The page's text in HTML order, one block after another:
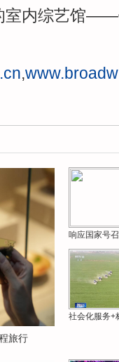
室内综艺馆
,
旅行
响应国家号
社会化服务+